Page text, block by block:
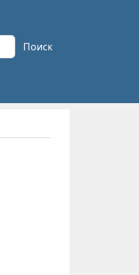
Поиск